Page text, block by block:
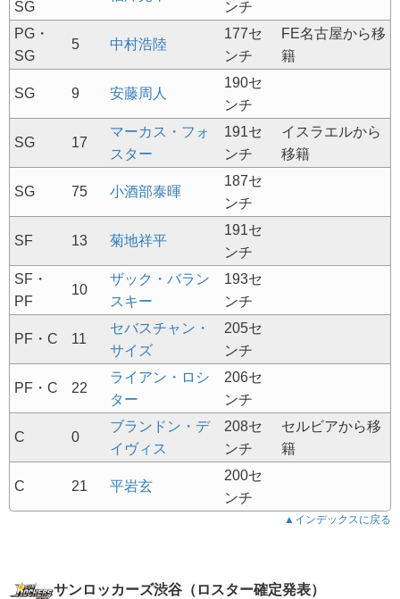
SG
ンチ
PG・
SG
5 中村浩陸
177セ
ンチ
FE名古屋から移
籍
SG 9 安藤周人
190セ
ンチ
SG 17
マーカス・フォ
スター
191セ
ンチ
イスラエルから
移籍
SG 75 小酒部泰暉
187セ
ンチ
SF 13 菊地祥平
191セ
ンチ
SF・
PF
10
ザック・バラン
スキー
193セ
ンチ
PF・C 11
セバスチャン・
サイズ
205セ
ンチ
PF・C 22
ライアン・ロシ
ター
206セ
ンチ
C 0
ブランドン・デ
イヴィス
208セ
ンチ
セルビアから移
籍
C 21 平岩玄
200セ
ンチ
▲インデックスに戻る
サンロッカーズ渋谷（ロスター確定発表）